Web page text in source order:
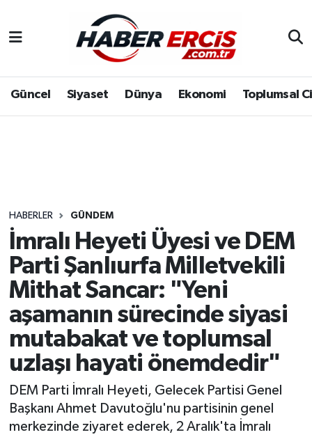
Güncel Siyaset Dünya Ekonomi Toplumsal
HABERLER GÜNDEM
İmralı Heyeti Üyesi ve DEM
Parti Şanlıurfa Milletvekili
Mithat Sancar: "Yeni
aşamanın sürecinde siyasi
mutabakat ve toplumsal
uzlaşı hayati önemdedir"
DEM Parti İmralı Heyeti, Gelecek Partisi Genel
Başkanı Ahmet Davutoğlu'nu partisinin genel
merkezinde ziyaret ederek, 2 Aralık'ta İmralı